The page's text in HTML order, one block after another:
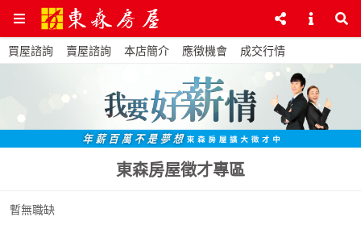
買屋諮詢 賣屋諮詢 本店簡介 應徵機會 成交行情
東森房屋徵才專區
暫無職缺